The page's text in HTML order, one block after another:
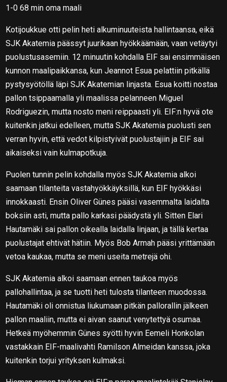
1-0 68 min oma maali
Kotijoukkue otti pelin heti alkuminuuteista hallintaansa, eikä
SJK Akatemia päässyt juurikaan hyökkäämään, vaan vetäytyi
puolustusasemiin. 12 minuutin kohdalla EIF sai ensimmäisen
kunnon maalipaikkansa, kun Jeannot Esua pelattiin pitkällä
pystysyötöllä läpi SJK Akatemian linjasta. Esua koitti nostaa
pallon tsippaamalla yli maalissa pelanneen Miguel
Rodriguezin, mutta nosto meni reippaasti yli. EIF:n hyvä ote
kuitenkin jatkui edelleen, mutta SJK Akatemia puolusti sen
verran hyvin, että vedot kilpistyivät puolustajiin ja EIF sai
aikaiseksi vain kulmapotkuja.
Puolen tunnin pelin kohdalla myös SJK Akatemia alkoi
saamaan tilanteita vastahyökkäyksillä, kun EIF hyökkäsi
innokkaasti. Ensin Oliver Günes pääsi vasemmalta laidalta
boksiin asti, mutta pallo karkasi päädystä yli. Sitten Elari
Hautamäki sai pallon oikealla laidalla linjaan, ja tällä kertaa
puolustajat ehtivät hätiin. Myös Bob Armah pääsi yrittämään
vetoa kaukaa, mutta se meni useita metrejä ohi.
SJK Akatemia alkoi saamaan ennen taukoa myös
pallohallintaa, ja se tuotti heti tulosta tilanteen muodossa.
Hautamäki oli onnistua liukumaan pitkän pallorallin jälkeen
pallon maaliin, mutta ei aivan saanut venytettyä osumaa.
Hetkeä myöhemmin Günes syötti hyvin Eemeli Honkolan
vastakkain EIF-maalivahti Ramilson Almeidan kanssa, joka
kuitenkin torjui yrityksen kulmaksi.